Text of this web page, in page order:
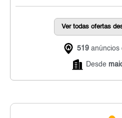
Ver todas ofertas
519 anúncios
Desde